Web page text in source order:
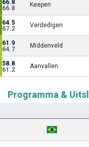
66.8
66.8
Keepen
64.5
67.2
Verdedigen
61.9
64.7
Middenveld
58.8
61.2
Aanvallen
Programma &